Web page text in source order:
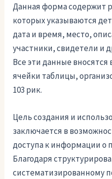
Данная форма содержит
которых указываются
дата и время, место,
участники, свидетели и
Все эти данные
ячейки таблицы,
103 рик.
Цель создания и
заключается в
доступа к информации о
Благодаря
систематизированному